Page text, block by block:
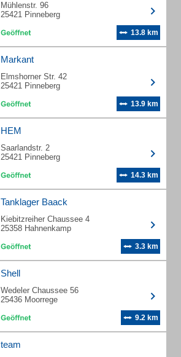
Mühlenstr. 96
25421 Pinneberg
13.8 km
Markant
Elmshorner Str. 42
25421 Pinneberg
13.9 km
HEM
Saarlandstr. 2
25421 Pinneberg
14.3 km
Tanklager Baack
Kiebitzreiher Chaussee 4
25358 Hahnenkamp
3.3 km
Shell
Wedeler Chaussee 56
25436 Moorrege
9.2 km
team